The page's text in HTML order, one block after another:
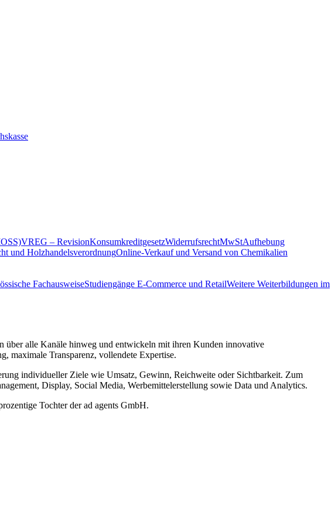
VREG – RevisionKonsumkreditgesetzWiderrufsrechtMwStAufhebung
und HolzhandelsverordnungOnline-Verkauf und Versand von Chemikalien
FachausweiseStudiengänge E-Commerce und RetailWeitere Weiterbildungen im
über alle Kanäle hinweg und entwickeln mit ihren Kunden innovative
maximale Transparenz, vollendete Expertise.
individueller Ziele wie Umsatz, Gewinn, Reichweite oder Sichtbarkeit. Zum
Display, Social Media, Werbemittelerstellung sowie Data und Analytics.
Tochter der ad agents GmbH.